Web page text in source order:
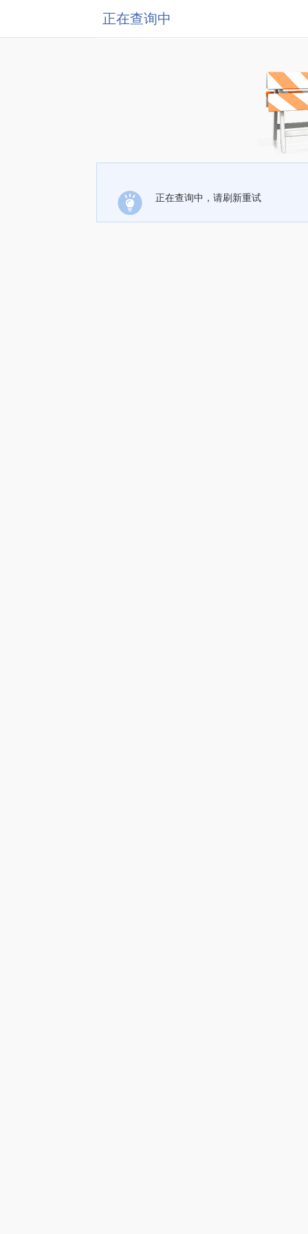
正在查询中
正在查询中，请刷新重试